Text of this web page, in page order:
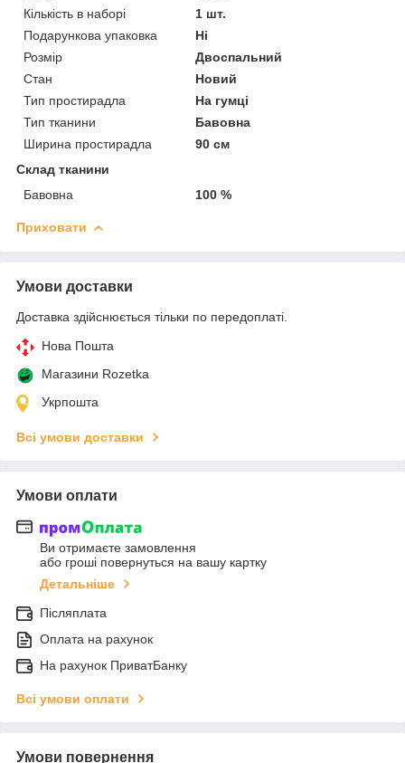
Кількість в наборі
1 шт.
Подарункова упаковка
Ні
Розмір
Двоспальний
Стан
Новий
Тип простирадла
На гумці
Тип тканини
Бавовна
Ширина простирадла
90 см
Склад тканини
Бавовна
100 %
Приховати
Умови доставки
Доставка здійснюється тільки по передоплаті.
Нова Пошта
Магазини Rozetka
Укрпошта
Всі умови доставки
Умови оплати
Ви отримаєте замовлення
або гроші повернуться на вашу картку
Детальніше
Післяплата
Оплата на рахунок
На рахунок ПриватБанку
Всі умови оплати
Умови повернення